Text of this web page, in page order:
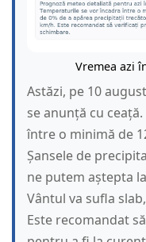
Vremea azi
Astăzi, pe 10
se anunță cu
între o minimă de
Șansele de
ne putem aștepta
Vântul va sufla
Este recomandat